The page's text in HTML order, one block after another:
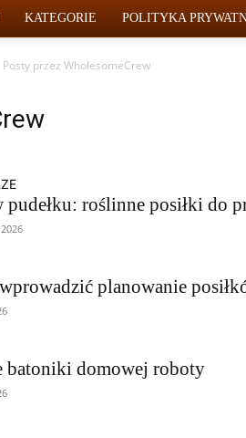
KATEGORIE POLITYKA
Posty przez WholesomeCrew
roślinne posiłki do
planowanie
batoniki domowej roboty